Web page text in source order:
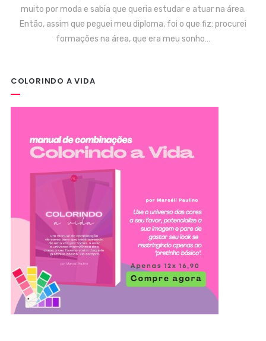
muito por moda e sabia que queria estudar e atuar na área.
Então, assim que peguei meu diploma, foi o que fiz: procurei
formações na área, que era meu sonho…
COLORINDO A VIDA